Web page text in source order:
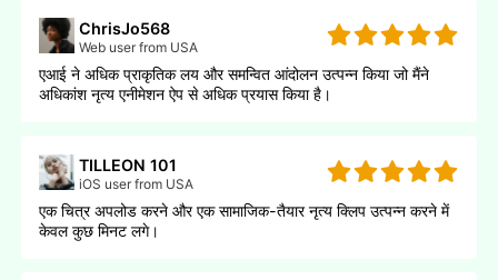
ChrisJo568
Web user from USA
एआई ने अधिक प्राकृतिक लय और समन्वित आंदोलन उत्पन्न किया जो मैंने
अधिकांश नृत्य एनीमेशन ऐप से अधिक प्रयास किया है।
TILLEON 101
iOS user from USA
एक चित्र अपलोड करने और एक सामाजिक-तैयार नृत्य क्लिप उत्पन्न करने में
केवल कुछ मिनट लगे।